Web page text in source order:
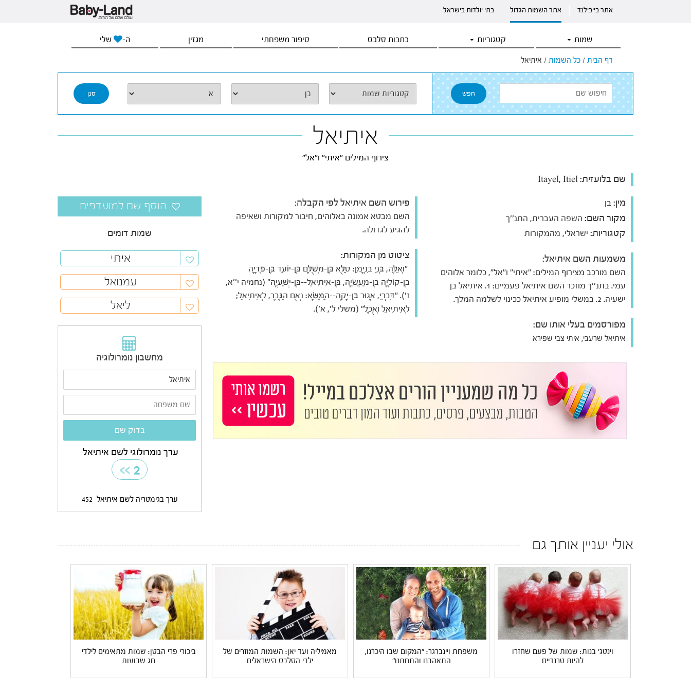
אתר בייבילנד אתר השמות הגדול בתי יולדות בישראל
שמות קטגוריות כתבות סלבס סיפור משפחתי מגזין ה- שלי
דף הבית / כל השמות / איתיאל
איתיאל
צירוף המילים "איתי" ו"אל"
שם בלועזית:
מין: בן
מקור השם: השפה העברית, התנ''ך
קטגוריות: ישראלי, מהמקורות
משמעות השם איתיאל:
השם מורכב מצירוף המילים: "איתי" ו"אל", כלומר אלוהים
עמי. בתנ''ך מוזכר השם איתיאל פעמיים: 1. איתיאל בן
ישעיה. 2. במשלי מופיע איתיאל ככינוי לשלמה המלך.
מפורסמים בעלי אותו שם:
איתיאל שרעבי, איתי צבי שפירא
פירוש השם איתיאל לפי הקבלה:
השם מבטא אמונה באלוהים, חיבור למקורות ושאיפה
להגיע לגדולה.
ציטוט מן המקורות:
"וְאֵלֶּה, בְּנֵי בִנְיָמִן: סַלֻּא בֶּן-מְשֻׁלָּם בֶּן-יוֹעֵד בֶּן-פְּדָיָה
בֶן-קוֹלָיָה בֶן-מַעֲשֵׂיָה, בֶּן-אִיתִיאֵל--בֶּן-יְשַׁעְיָה" (נחמיה י''א,
ז'). "דִּבְרֵי, אָגוּר בִּן-יָקֶה--הַמַּשָּׂא: נְאֻם הַגֶּבֶר, לְאִיתִיאֵל;
לְאִיתִיאֵל וְאֻכָל" (משלי ל', א').
שמות דומים
איתי
עמנואל
ליאל
מחשבון נומרולוגיה
ערך נומרולוגי לשם איתיאל
2
>>
ערך בגימטריה לשם איתיאל 452
אולי יעניין אותך גם
וינטג' בנות: שמות של פעם שחזרו
להיות טרנדיים
משפחת ויינברגר: "המקום שבו היכרנו,
התאהבנו והתחתנו"
מאמיליה ועד יאן: השמות המוזרים של
ילדי הסלבס הישראלים
ביכורי פרי הבטן: שמות מתאימים לילדי
חג שבועות